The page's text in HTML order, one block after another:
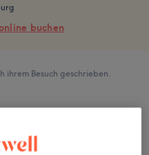
buchen
ihrem Besuch geschrieben.